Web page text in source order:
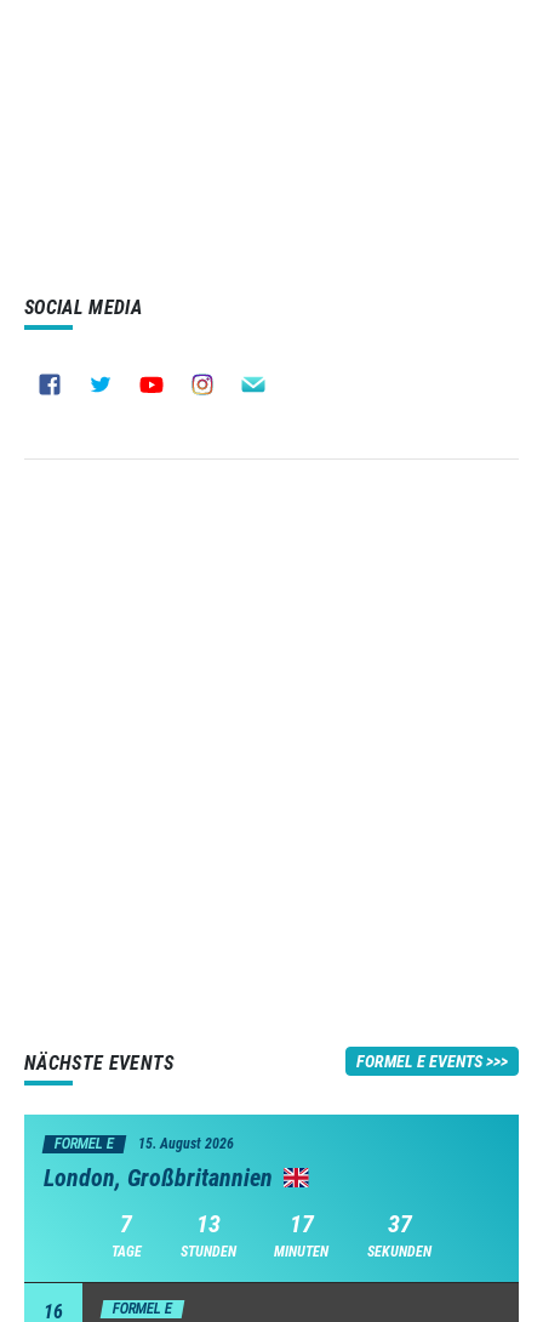
SOCIAL MEDIA
NÄCHSTE EVENTS FORMEL E EVENTS
FORMEL E 15. August 2026
London, Großbritannien
7
TAGE
13
STUNDEN
17
MINUTEN
36
SEKUNDEN
16 FORMEL E